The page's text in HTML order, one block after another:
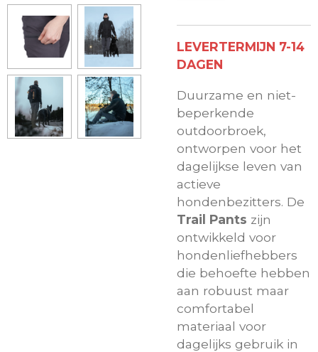
LEVERTERMIJN 7-14
DAGEN
Duurzame en niet-
beperkende
outdoorbroek,
ontworpen voor het
dagelijkse leven van
actieve
hondenbezitters. De
Trail Pants zijn
ontwikkeld voor
hondenliefhebbers
die behoefte hebben
aan robuust maar
comfortabel
materiaal voor
dagelijks gebruik in